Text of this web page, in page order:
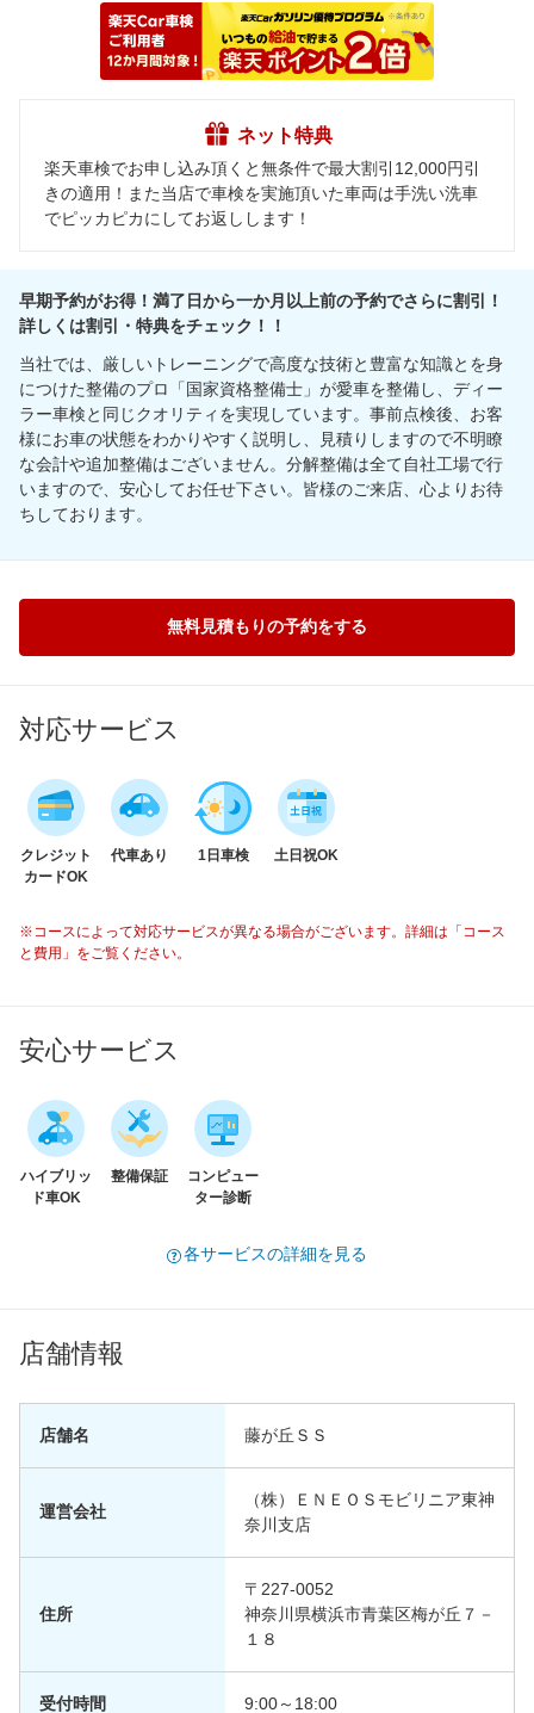
ネット特典
楽天車検でお申し込み頂くと無条件で最大割引12,000円引
きの適用！また当店で車検を実施頂いた車両は手洗い洗車
でピッカピカにしてお返しします！
早期予約がお得！満了日から一か月以上前の予約でさらに割引！
詳しくは割引・特典をチェック！！
当社では、厳しいトレーニングで高度な技術と豊富な知識とを身
につけた整備のプロ「国家資格整備士」が愛車を整備し、ディー
ラー車検と同じクオリティを実現しています。事前点検後、お客
様にお車の状態をわかりやすく説明し、見積りしますので不明瞭
な会計や追加整備はございません。分解整備は全て自社工場で行
いますので、安心してお任せ下さい。皆様のご来店、心よりお待
ちしております。
無料見積もりの予約をする
対応サービス
クレジット
カードOK
代車あり 1日車検 土日祝OK
※コースによって対応サービスが異なる場合がございます。詳細は「コース
と費用」をご覧ください。
安心サービス
ハイブリッ
ド車OK
整備保証
コンピュー
ター診断
各サービスの詳細を見る
店舗情報
店舗名 藤が丘ＳＳ
運営会社
（株）ＥＮＥＯＳモビリニア東神
奈川支店
住所
〒227-0052
神奈川県横浜市青葉区梅が丘７－
１８
受付時間 9:00～18:00